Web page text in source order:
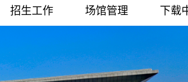
招生工作 场馆管理 下载